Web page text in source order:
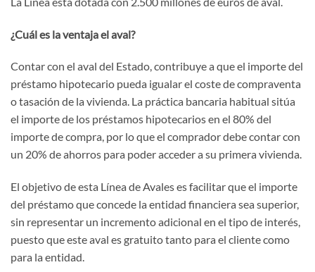
¿Cuál es la ventaja el aval?
Contar con el aval del Estado, contribuye a que el importe del
préstamo hipotecario pueda igualar el coste de compraventa
o tasación de la vivienda. La práctica bancaria habitual sitúa
el importe de los préstamos hipotecarios en el 80% del
importe de compra, por lo que el comprador debe contar con
un 20% de ahorros para poder acceder a su primera vivienda.
El objetivo de esta Línea de Avales es facilitar que el importe
del préstamo que concede la entidad financiera sea superior,
sin representar un incremento adicional en el tipo de interés,
puesto que este aval es gratuito tanto para el cliente como
para la entidad.